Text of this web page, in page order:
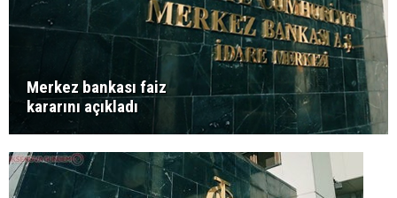
Merkez bankası faiz
kararını açıkladı